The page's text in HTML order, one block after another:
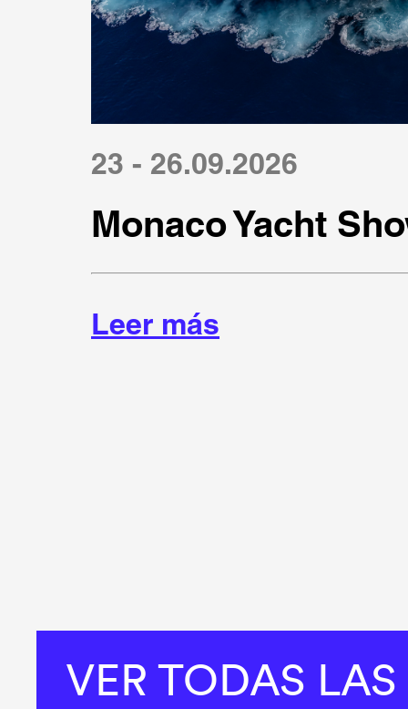
23 - 26.09.2026
Monaco Yacht
Leer más
VER TODAS